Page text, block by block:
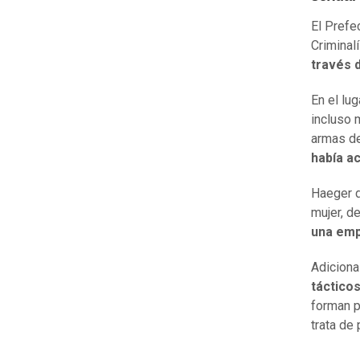
El
través
En el
incluso
armas
había
Haeger
mujer,
una
forman
trata de